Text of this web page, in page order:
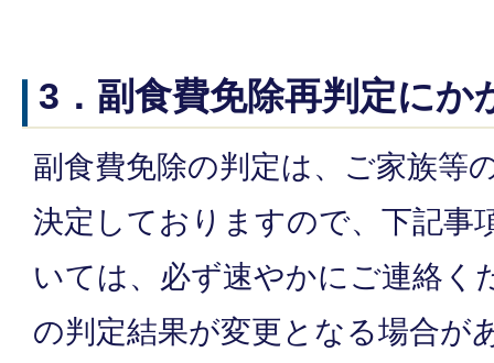
3．副食費免除再判定にか
副食費免除の判定は、ご家族等
決定しておりますので、下記事
いては、必ず速やかにご連絡く
の判定結果が変更となる場合が